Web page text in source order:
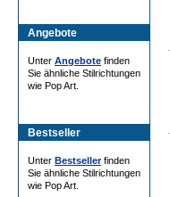
Angebote
Unter Angebote finden
Sie ähnliche Stilrichtungen
wie Pop Art.
Bestseller
Unter Bestsellerfinden
Sie ähnliche Stilrichtungen
wie Pop Art.